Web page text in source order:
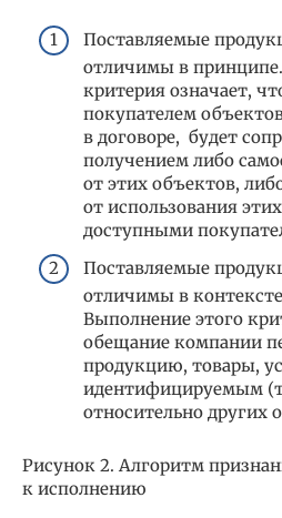
Поставляемые
отличимы в
критерия означает,
покупателем
в договоре, будет
получением либо
от этих объектов,
от использования
доступными
Поставляемые
отличимы в
Выполнение этого
обещание компании
продукцию, товары,
идентифицируемым
относительно других
Рисунок 2. Алгоритм
к исполнению